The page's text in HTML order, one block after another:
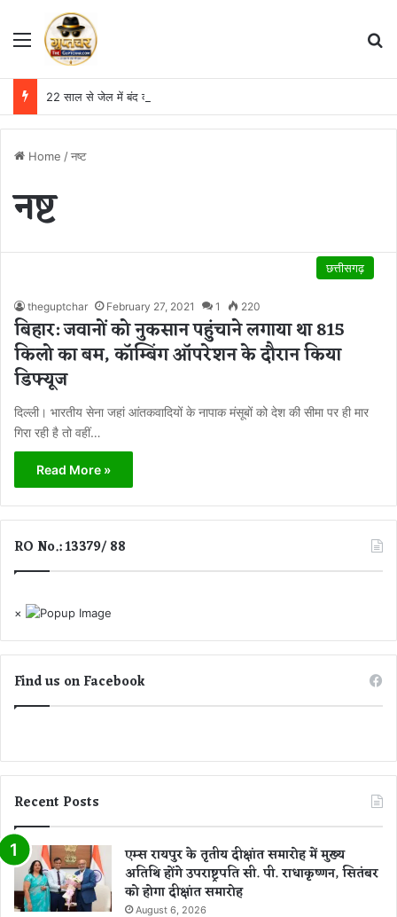
Menu
Home /नष्ट
नष्ट
छत्तीसगढ़
theguptchar February 27, 2021 1 220
बिहार: जवानों को नुकसान पहुंचाने लगाया था 815
किलो का बम, काॅम्बिंग ऑपरेशन के दौरान किया
डिफ्यूज
दिल्ली। भारतीय सेना जहां आंतकवादियों के नापाक मंसूबों को देश की सीमा पर ही मार
गिरा रही है तो वहीं…
Read More »
RO No.: 13379/ 88
×
Find us on Facebook
Recent Posts
एम्स रायपुर के तृतीय दीक्षांत समारोह में मुख्य
अतिथि होंगे उपराष्ट्रपति सी. पी. राधाकृष्णन, सितंबर
को होगा दीक्षांत समारोह
August 6, 2026